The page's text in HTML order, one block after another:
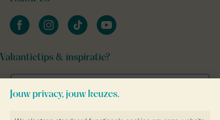
facebookinstagramtiktok youtube
Vakantietips & inspiratie?